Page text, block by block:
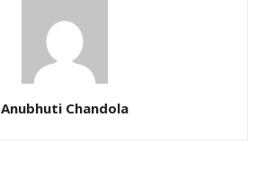
Anubhuti Chandola